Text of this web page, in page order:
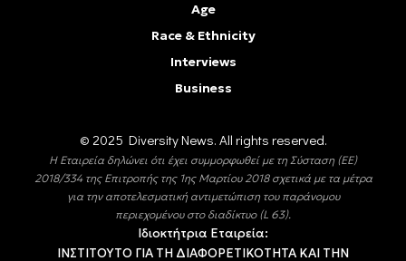
Age
Race & Ethnicity
Interviews
Business
© 2025 Diversity Νews. All rights reserved.
Η Εταιρεία δηλώνει ότι έχει συμμορφωθεί με τη Σύσταση (ΕΕ)
2018/334 της Επιτροπής της 1ης Μαρτίου 2018 σχετικά με τα μέτρα
για την αποτελεσματική αντιμετώπιση του παράνομου
περιεχομένου στο διαδίκτυο (L 63).
Ιδιοκτήτρια Εταιρεία:
ΙΝΣΤΙΤΟΥΤΟ ΓΙΑ ΤΗ ΔΙΑΦΟΡΕΤΙΚΟΤΗΤΑ ΚΑΙ ΤΗΝ